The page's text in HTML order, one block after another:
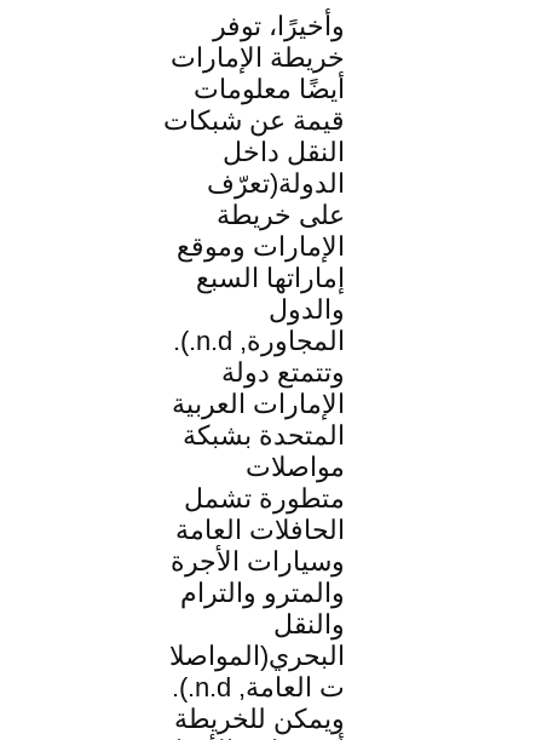
وأخيرًا، توفر
خريطة الإمارات
أيضًا معلومات
قيمة عن شبكات
النقل داخل
الدولة(تعرّف
على خريطة
الإمارات وموقع
إماراتها السبع
والدول
المجاورة, n.d.).
وتتمتع دولة
الإمارات العربية
المتحدة بشبكة
مواصلات
متطورة تشمل
الحافلات العامة
وسيارات الأجرة
والمترو والترام
والنقل
البحري(المواصلا
ت العامة, n.d.).
ويمكن للخريطة